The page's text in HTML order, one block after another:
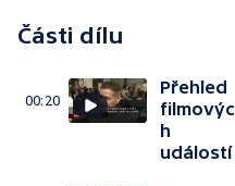
Části dílu
00:20
Přehled
filmovýc
h
událostí